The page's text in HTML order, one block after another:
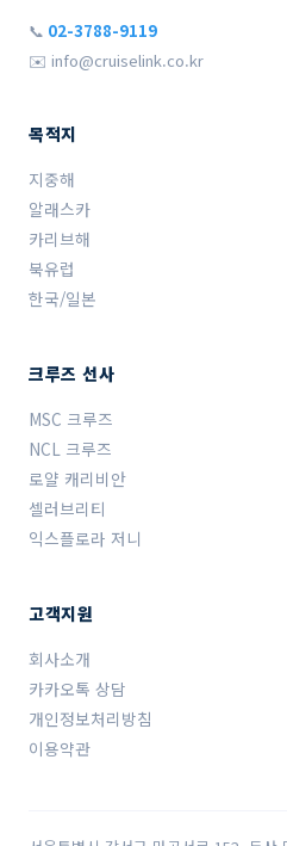
📞 02-3788-9119
✉️ info@cruiselink.co.kr
목적지
지중해
알래스카
카리브해
북유럽
한국/일본
크루즈 선사
MSC 크루즈
NCL 크루즈
로얄 캐리비안
셀러브리티
익스플로라 저니
고객지원
회사소개
카카오톡 상담
개인정보처리방침
이용약관